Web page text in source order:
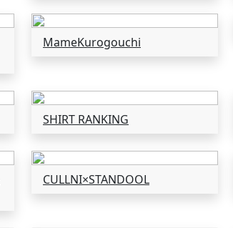
MameKurogouchi
SHIRT RANKING
CULLNI×STANDOOL